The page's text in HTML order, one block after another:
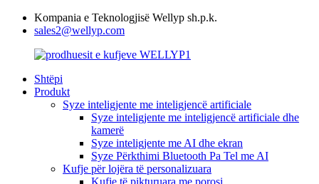
Kompania e Teknologjisë Wellyp sh.p.k.
sales2@wellyp.com
Shtëpi
Produkt
Syze inteligjente me inteligjencë artificiale
Syze inteligjente me inteligjencë artificiale dhe
kamerë
Syze inteligjente me AI dhe ekran
Syze Përkthimi Bluetooth Pa Tel me AI
Kufje për lojëra të personalizuara
Kufje të pikturuara me porosi